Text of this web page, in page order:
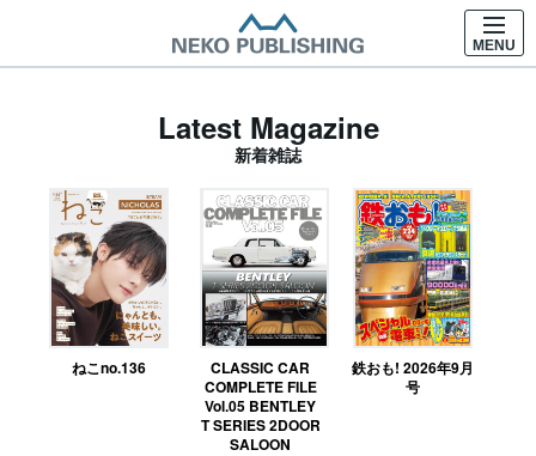
MENU
Latest Magazine
新着雑誌
ねこno.136
CLASSIC CAR
COMPLETE FILE
Vol.05 BENTLEY
T SERIES 2DOOR
SALOON
鉄おも! 2026年9月
号